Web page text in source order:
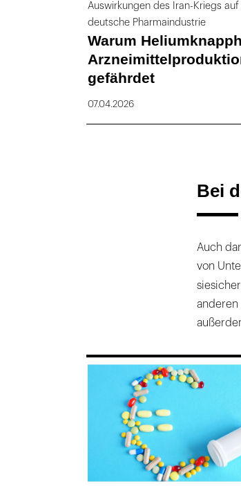
Auswirkungen des Iran-Kriegs auf
deutsche Pharmaindustrie
Warum
gefährdet
07.04.2026
Bei
Auch
von
sie
anderen